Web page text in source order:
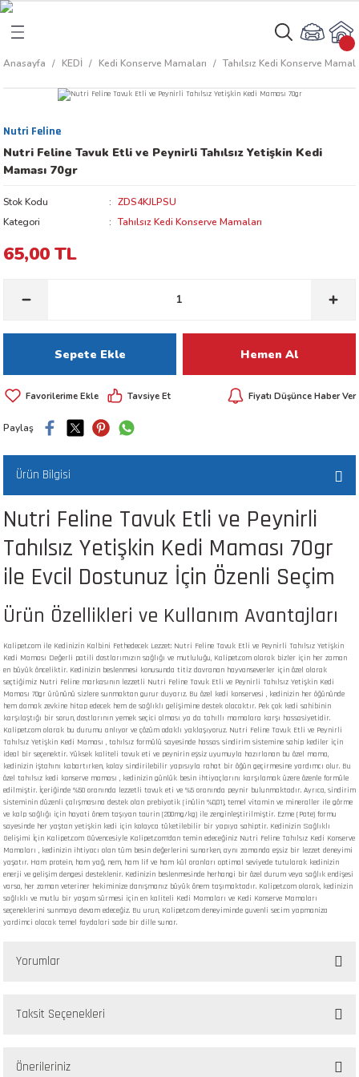
Ürünleri
ve Kafesleri
Anasayfa KEDİ Kedi Konserve Mamaları Tahılsız Kedi Konserve
Nutri Feline
Nutri Feline Tavuk Etli ve Peynirli Tahılsız Yetişkin Kedi
Maması 70gr
Stok Kodu
ZDS4KJLPSU
Kategori
Tahılsız Kedi Konserve Mamaları
65,00 TL
Sepete Ekle Hemen Al
Tavsiye Et Fiyatı Düşünce Haber Ver
Paylaş
Ürün Bilgisi
Nutri Feline Tavuk Etli ve Peynirli
Tahılsız Yetişkin Kedi Maması 70gr
ile Evcil Dostunuz İçin Özenli Seçim
Ürün Özellikleri ve Kullanım Avantajları
Kalipet.com ile Kedinizin Kalbini Fethedecek Lezzet: Nutri Feline Tavuk Etli ve Peynirli Tahılsız Yetişkin
Kedi Maması Değerli patili dostlarımızın sağlığı ve mutluluğu, Kalipet.com olarak bizler için her zaman
en büyük önceliktir. Kedinizin beslenmesi konusunda titiz davranan hayvanseverler için özel olarak
seçtiğimiz Nutri Feline markasının lezzetli Nutri Feline Tavuk Etli ve Peynirli Tahılsız Yetişkin Kedi
Maması 70gr ürününü sizlere sunmaktan gurur duyarız. Bu özel kedi konservesi , kedinizin her öğününde
hem damak zevkine hitap edecek hem de sağlıklı gelişimine destek olacaktır. Pek çok kedi sahibinin
karşılaştığı bir sorun, dostlarının yemek seçici olması ya da tahıllı mamalara karşı hassasiyetidir.
Kalipet.com olarak bu durumu anlıyor ve çözüm odaklı yaklaşıyoruz. Nutri Feline Tavuk Etli ve Peynirli
Tahılsız Yetişkin Kedi Maması , tahılsız formülü sayesinde hassas sindirim sistemine sahip kediler için
ideal bir seçenektir. Yüksek kaliteli tavuk eti ve peynirin eşsiz uyumuyla hazırlanan bu özel mama,
kedinizin iştahını kabartırken, kolay sindirilebilir yapısıyla rahat bir öğün geçirmesine yardımcı olur. Bu
özel tahılsız kedi konserve maması , kedinizin günlük besin ihtiyaçlarını karşılamak üzere özenle formüle
edilmiştir. İçeriğinde %50 oranında lezzetli tavuk eti ve %5 oranında peynir bulunmaktadır. Ayrıca, sindirim
sisteminin düzenli çalışmasına destek olan prebiyotik (inülin %0,01), temel vitamin ve mineraller ile görme
ve kalp sağlığı için hayati önem taşıyan taurin (200mg/kg) ile zenginleştirilmiştir. Ezme (Pate) formu
sayesinde her yaştan yetişkin kedi için kolayca tüketilebilir bir yapıya sahiptir. Kedinizin Sağlıklı
Gelişimi İçin Kalipet.com Güvencesiyle Kalipet.com'dan temin edeceğiniz Nutri Feline Tahılsız Kedi Konserve
Mamaları , kedinizin ihtiyacı olan tüm besin değerlerini sunarken, aynı zamanda eşsiz bir lezzet deneyimi
yaşatır. Ham protein, ham yağ, nem, ham lif ve ham kül oranları optimal seviyede tutularak kedinizin
enerji ve gelişim dengesi desteklenir. Kedinizin beslenmesinde herhangi bir özel durum veya sağlık endişesi
varsa, her zaman veteriner hekiminize danışmanız büyük önem taşımaktadır. Kalipet.com olarak, kedinizin
sağlıklı ve mutlu bir yaşam sürmesi için en kaliteli Kedi Mamaları ve Kedi Konserve Mamaları
seçeneklerini sunmaya devam edeceğiz. Bu urun, Kalipet.com deneyiminde guvenli secim yapmaniza
yardimci olacak temel faydalari sade bir dille sunar.
Yorumlar
Taksit Seçenekleri
Önerileriniz